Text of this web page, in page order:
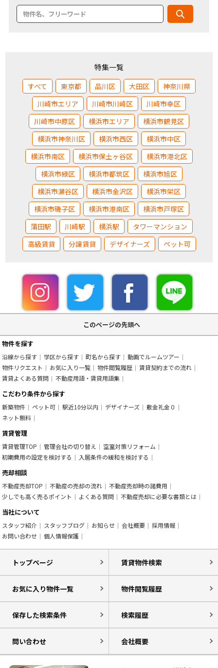
特集一覧
すべて 東京都 品川区 大田区
神奈川県
川崎市エリア
川崎市川崎区
川崎市幸区
川崎市中原区
横浜市エリア
横浜市鶴見区
横浜市神奈川区
横浜市西区
横浜市中区
横浜市南区
横浜市保土ヶ谷区
横浜市港北区
横浜市緑区
横浜市都筑区
横浜市旭区
横浜市瀬谷区
横浜市金沢区
横浜市栄区
横浜市磯子区
横浜市港南区
横浜市戸塚区
蒲田駅
川崎駅 横浜駅
タワーマンション
高級賃貸
分譲賃貸 デザイナーズ ペット可
このページの先頭へ
物件を探す
沿線から探す 学区から探す 町名から探す
動画でルームツアー
物件リクエスト
お気に入り一覧 物件閲覧履歴
賃貸契約までの流れ
賃貸よくある質問
不動産用語・賃貸用語集
こだわり条件から探す
新築物件 ペット可 駅近10分以内 デザイナーズ
敷金礼金０
ネット無料
賃貸管理
賃貸管理TOP 管理会社の切り替え
空室対策リフォーム
初期費用の設定を検討する
入居条件の緩和を検討する
売却相談
不動産売却TOP 不動産の売却の流れ
不動産売却時の諸費用
少しでも高く売るポイント
よくある質問 不動産売却に必要な書類とは
当社について
スタッフ紹介 スタッフブログ お知らせ 会社概要
採用情報
お問い合わせ
個人情報保護
トップページ 賃貸物件検索
お気に入り物件一覧 物件閲覧履歴
保存した検索条件 検索履歴
問い合わせ 会社概要